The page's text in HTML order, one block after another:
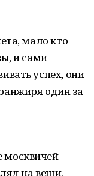
мало кто
и сами
успех, они
один за
на вещи.